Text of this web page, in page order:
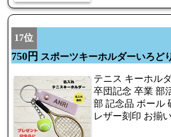
17位
750円 スポーツキーホルダーいろど
テニス キーホル
卒団記念 卒業 部
部 記念品 ボール
レザー刻印 お揃